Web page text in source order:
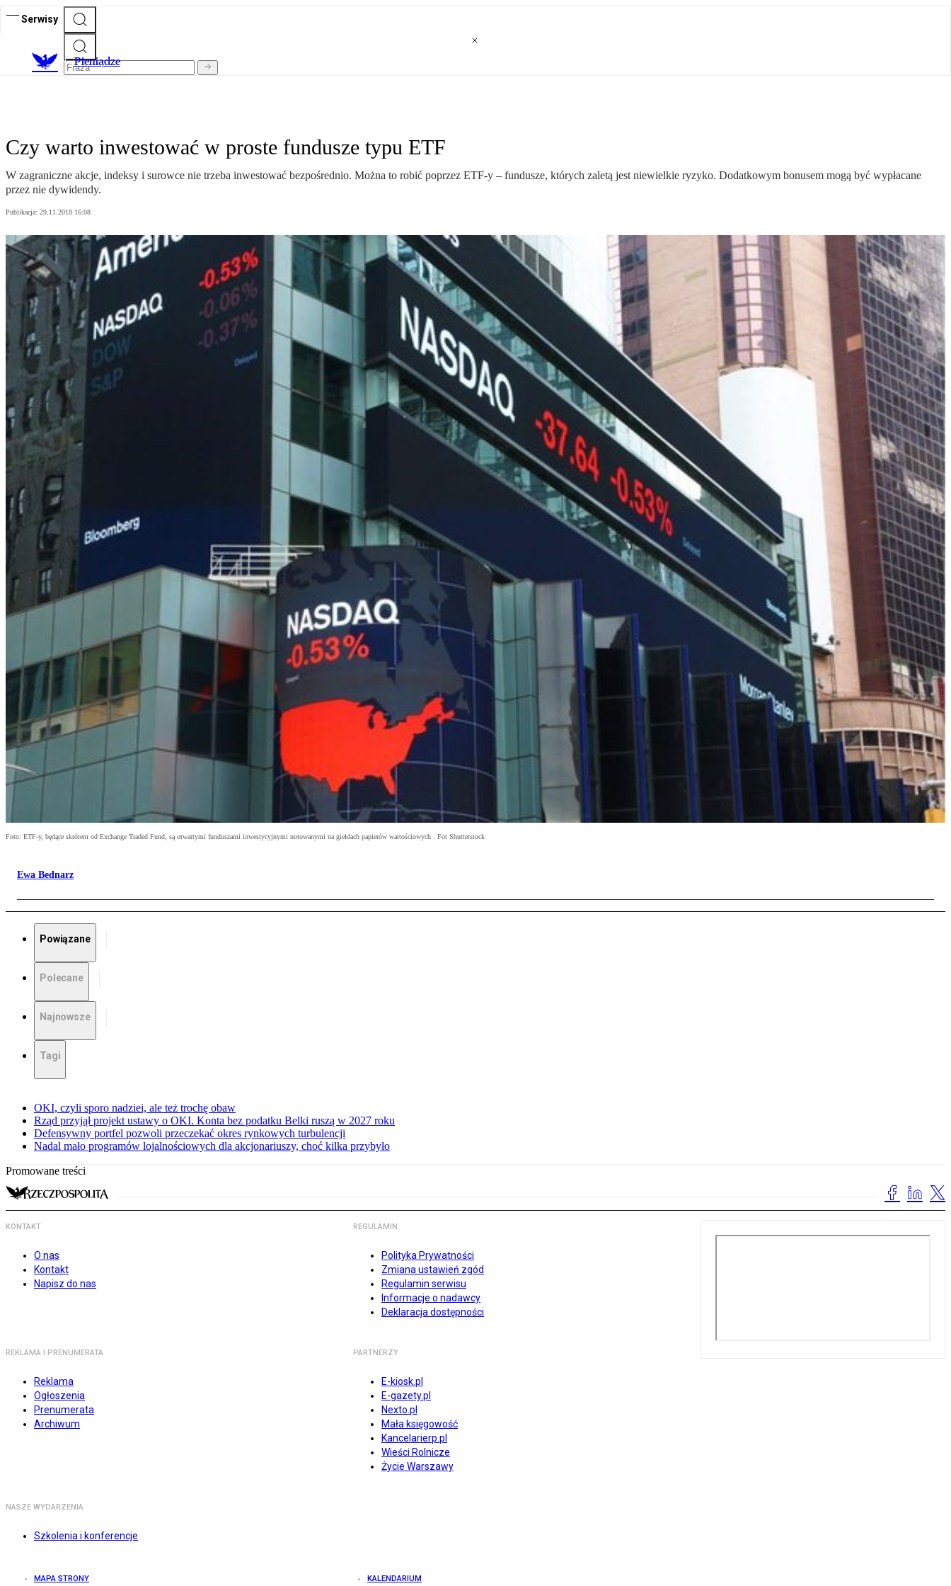
Serwisy
Pieniądze
Czy warto inwestować w proste fundusze typu ETF
W zagraniczne akcje, indeksy i surowce nie trzeba inwestować bezpośrednio. Można to robić poprzez ETF-y – fundusze, których zaletą jest niewielkie ryzyko. Dodatkowym bonusem mogą być wypłacane
przez nie dywidendy.
Publikacja: 29.11.2018 16:08
Foto: ETF-y, będące skrótem od Exchange Traded Fund, są otwartymi funduszami inwestycyjnymi notowanymi na giełdach papierów wartościowych . Fot Shutterstock
Ewa Bednarz
Powiązane
Polecane
Najnowsze
Tagi
OKI, czyli sporo nadziei, ale też trochę obaw
Rząd przyjął projekt ustawy o OKI. Konta bez podatku Belki ruszą w 2027 roku
Defensywny portfel pozwoli przeczekać okres rynkowych turbulencji
Nadal mało programów lojalnościowych dla akcjonariuszy, choć kilka przybyło
Promowane treści
KONTAKT
O nas
Kontakt
Napisz do nas
REGULAMIN
Polityka Prywatności
Zmiana ustawień zgód
Regulamin serwisu
Informacje o nadawcy
Deklaracja dostępności
REKLAMA I PRENUMERATA
Reklama
Ogłoszenia
Prenumerata
Archiwum
PARTNERZY
E-kiosk.pl
E-gazety.pl
Nexto.pl
Mała księgowość
Kancelarierp.pl
Wieści Rolnicze
Życie Warszawy
NASZE WYDARZENIA
Szkolenia i konferencje
MAPA STRONY KALENDARIUM